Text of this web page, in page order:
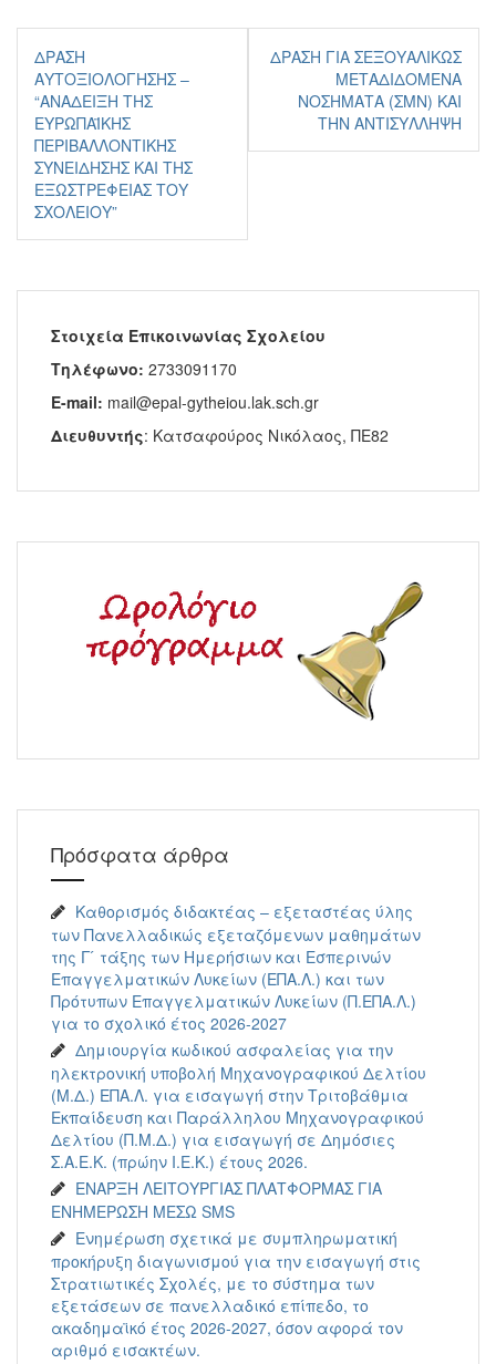
Πλοήγηση
άρθρων
ΔΡΆΣΗ
ΑΥΤΟΞΙΟΛΌΓΗΣΗΣ –
“ΑΝΆΔΕΙΞΗ ΤΗΣ
ΕΥΡΩΠΑΪΚΉΣ
ΠΕΡΙΒΑΛΛΟΝΤΙΚΉΣ
ΣΥΝΕΊΔΗΣΗΣ ΚΑΙ ΤΗΣ
ΕΞΩΣΤΡΈΦΕΙΑΣ ΤΟΥ
ΣΧΟΛΕΊΟΥ”
ΔΡΆΣΗ ΓΙΑ ΣΕΞΟΥΑΛΙΚΏΣ
ΜΕΤΑΔΙΔΌΜΕΝΑ
ΝΟΣΉΜΑΤΑ (ΣΜΝ) ΚΑΙ
ΤΗΝ ΑΝΤΙΣΎΛΛΗΨΗ
Στοιχεία Επικοινωνίας Σχολείου
Τηλέφωνο: 2733091170
E-mail: mail@epal-gytheiou.lak.sch.gr
Διευθυντής: Κατσαφούρος Νικόλαος, ΠΕ82
Πρόσφατα άρθρα
Καθορισμός διδακτέας – εξεταστέας ύλης
των Πανελλαδικώς εξεταζόμενων μαθημάτων
της Γ ́ τάξης των Ημερήσιων και Εσπερινών
Επαγγελματικών Λυκείων (ΕΠΑ.Λ.) και των
Πρότυπων Επαγγελματικών Λυκείων (Π.ΕΠΑ.Λ.)
για το σχολικό έτος 2026-2027
Δημιουργία κωδικού ασφαλείας για την
ηλεκτρονική υποβολή Μηχανογραφικού Δελτίου
(Μ.Δ.) ΕΠΑ.Λ. για εισαγωγή στην Τριτοβάθμια
Εκπαίδευση και Παράλληλου Μηχανογραφικού
Δελτίου (Π.Μ.Δ.) για εισαγωγή σε Δημόσιες
Σ.Α.Ε.Κ. (πρώην Ι.Ε.Κ.) έτους 2026.
ΕΝΑΡΞΗ ΛΕΙΤΟΥΡΓΙΑΣ ΠΛΑΤΦΟΡΜΑΣ ΓΙΑ
ΕΝΗΜΕΡΩΣΗ ΜΕΣΩ SMS
Ενημέρωση σχετικά με συμπληρωματική
προκήρυξη διαγωνισμού για την εισαγωγή στις
Στρατιωτικές Σχολές, με το σύστημα των
εξετάσεων σε πανελλαδικό επίπεδο, το
ακαδημαϊκό έτος 2026-2027, όσον αφορά τον
αριθμό εισακτέων.